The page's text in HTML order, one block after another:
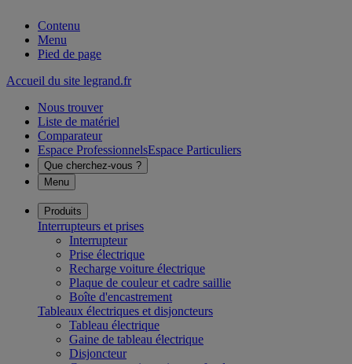
Contenu
Menu
Pied de page
Accueil du site legrand.fr
Nous trouver
Liste de matériel
Comparateur
Espace ProfessionnelsEspace Particuliers
Que cherchez-vous ?
Menu
Produits
Interrupteurs et prises
Interrupteur
Prise électrique
Recharge voiture électrique
Plaque de couleur et cadre saillie
Boîte d'encastrement
Tableaux électriques et disjoncteurs
Tableau électrique
Gaine de tableau électrique
Disjoncteur